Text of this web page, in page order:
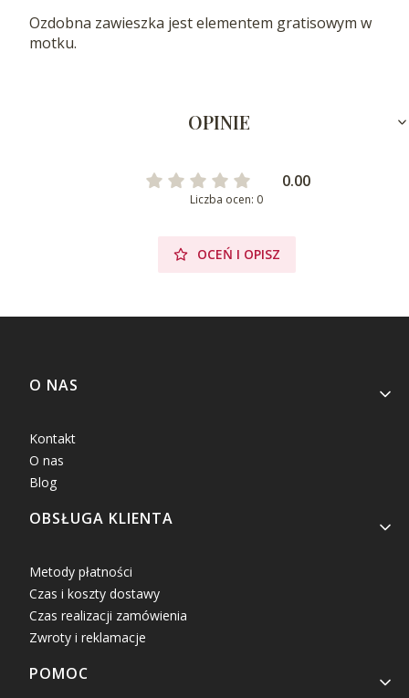
Ozdobna zawieszka jest elementem gratisowym w
motku.
OPINIE
0.00
Liczba ocen: 0
OCEŃ I OPISZ
Linki w stopce
O NAS
Kontakt
O nas
Blog
OBSŁUGA KLIENTA
Metody płatności
Czas i koszty dostawy
Czas realizacji zamówienia
Zwroty i reklamacje
POMOC